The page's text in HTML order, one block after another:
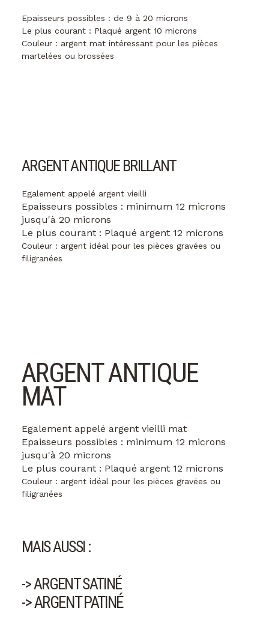
Epaisseurs possibles : de 9 à 20 microns
Le plus courant : Plaqué argent 10 microns
Couleur : argent mat intéressant pour les pièces
martelées ou brossées
ARGENT ANTIQUE BRILLANT
Egalement appelé argent vieilli
Epaisseurs possibles : minimum 12 microns
jusqu'à 20 microns
Le plus courant : Plaqué argent 12 microns
Couleur : argent idéal pour les pièces gravées ou
filigranées
ARGENT ANTIQUE
MAT
Egalement appelé argent vieilli mat
Epaisseurs possibles : minimum 12 microns
jusqu'à 20 microns
Le plus courant : Plaqué argent 12 microns
Couleur : argent idéal pour les pièces gravées ou
filigranées
MAIS AUSSI :
-> ARGENT SATINÉ
-> ARGENT PATINÉ